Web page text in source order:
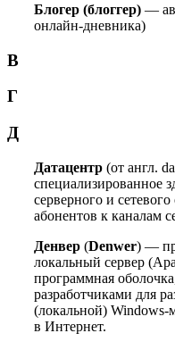
Блогер (блоггер) —
онлайн-дневника)
В
Г
Д
Датацентр (от англ.
специализированное
серверного и
абонентов к каналам
Денвер (Denwer) —
локальный сервер
программная
разработчиками для
(локальной) Windows-
в Интернет.